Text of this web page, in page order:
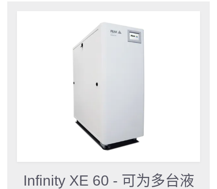
Infinity XE 60 - 可为多台液